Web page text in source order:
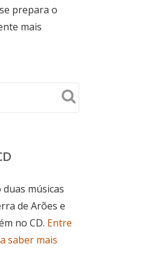
prepara o
mais
músicas
de Arões e
no CD. Entre
saber mais